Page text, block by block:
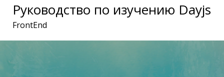
Руководство по изучению Dayjs
FrontEnd